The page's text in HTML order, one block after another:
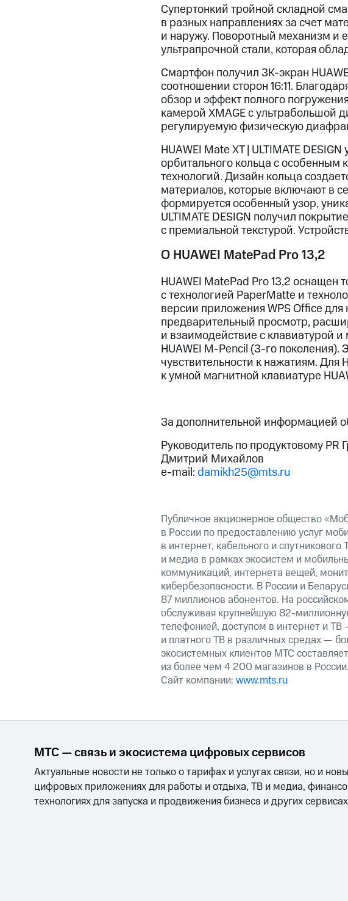
Супертонкий тройной складной
в разных направлениях за счет
и наружу. Поворотный механизм и
ультрапрочной стали, которая
Смартфон получил 3K-экран
соотношении сторон 16:11.
обзор и эффект полного
камерой XMAGE с ультрабольшой
регулируемую физическую
HUAWEI Mate XT | ULTIMATE
орбитального кольца с
технологий. Дизайн кольца
материалов, которые включают в
формируется особенный узор,
ULTIMATE DESIGN получил
с премиальной текстурой.
О HUAWEI MatePad Pro 13,2
HUAWEI MatePad Pro 13,2 оснащен
с технологией PaperMatte и
версии приложения WPS Office
предварительный просмотр,
и взаимодействие с клавиатурой
HUAWEI M-Pencil (3-го поколения).
чувствительности к нажатиям. Для
к умной магнитной клавиатуре
За дополнительной информацией
Руководитель по продуктовому PR
Дмитрий Михайлов
e-mail:damikh25@mts.ru
Публичное акционерное общество
в России по предоставлению услуг
в интернет, кабельного и
и медиа в рамках экосистем и
коммуникаций, интернета вещей,
кибербезопасности. В России и
87 миллионов абонентов. На
обслуживая крупнейшую 82-
телефонией, доступом в интернет и
и платного ТВ в различных средах —
экосистемных клиентов МТС
из более чем 4 200 магазинов в
Сайт компании: www.mts.ru
МТС — связь и экосистема цифровых сервисов
Актуальные новости не только о тарифах и услугах связи, но и
цифровых приложениях для работы и отдыха, ТВ и медиа,
технологиях для запуска и продвижения бизнеса и других